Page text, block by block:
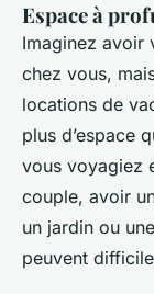
Espace à
Imaginez avoir
chez vous,
locations de
plus d’espace
vous voyagiez
couple, avoir
un jardin ou
peuvent